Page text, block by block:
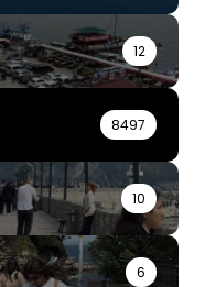
12
8497
10
6